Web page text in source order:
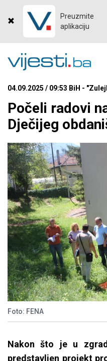
Preuzmite
aplikaciju
04.09.2025 / 09:53 BiH -
Počeli radovi
Dječijeg
Foto: FENA
Nakon što je u
predstavljen projekt